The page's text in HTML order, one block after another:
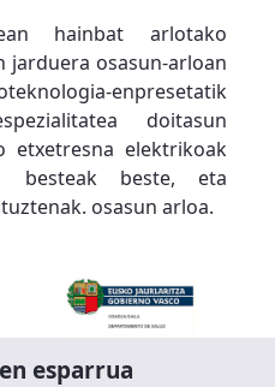
hainbat arlotako
jarduera osasun-arloan
enpresetatik
doitasun
etxetresna elektrikoak
besteak beste, eta
osasun arloa.
esparrua